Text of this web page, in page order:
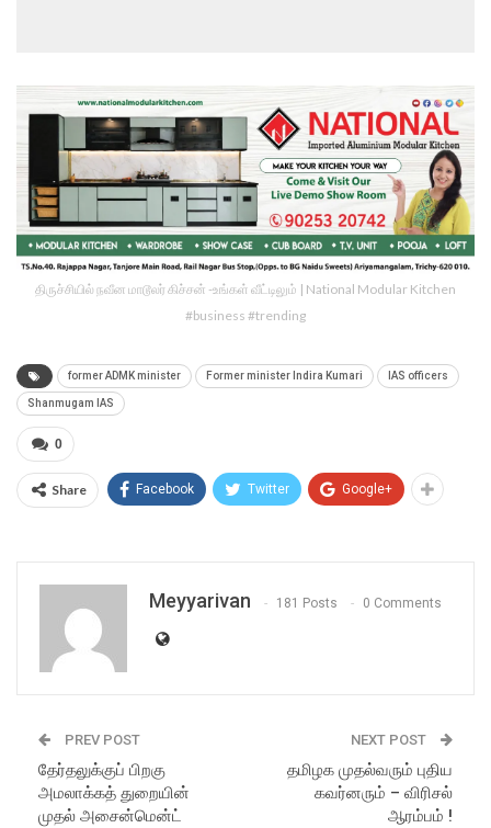
திருச்சியில் நவீன மாடூலர் கிச்சன் -உங்கள் வீட்டிலும் | National Modular Kitchen
#business #trending
former ADMK minister Former minister Indira Kumari IAS officers
Shanmugam IAS
0
Share Facebook Twitter Google+
Meyyarivan 181 Posts 0 Comments
PREV POST
தேர்தலுக்குப் பிறகு
அமலாக்கத் துறையின்
முதல் அசைன்மென்ட்
NEXT POST
தமிழக முதல்வரும் புதிய
கவர்னரும் – விரிசல்
ஆரம்பம் !